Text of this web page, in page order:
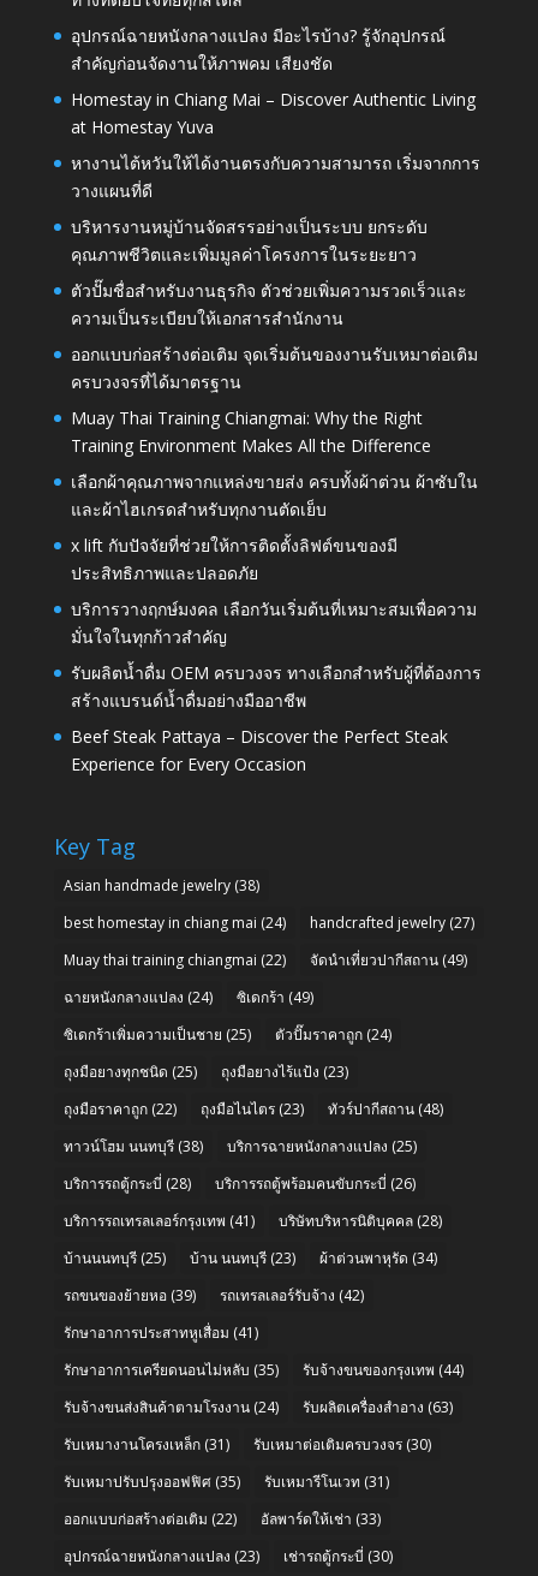
อุปกรณ์ฉายหนังกลางแปลง มีอะไรบ้าง? รู้จักอุปกรณ์
สำคัญก่อนจัดงานให้ภาพคม เสียงชัด
Homestay in Chiang Mai – Discover Authentic Living
at Homestay Yuva
หางานไต้หวันให้ได้งานตรงกับความสามารถ เริ่มจากการ
วางแผนที่ดี
บริหารงานหมู่บ้านจัดสรรอย่างเป็นระบบ ยกระดับ
คุณภาพชีวิตและเพิ่มมูลค่าโครงการในระยะยาว
ตัวปั๊มชื่อสำหรับงานธุรกิจ ตัวช่วยเพิ่มความรวดเร็วและ
ความเป็นระเบียบให้เอกสารสำนักงาน
ออกแบบก่อสร้างต่อเติม จุดเริ่มต้นของงานรับเหมาต่อเติม
ครบวงจรที่ได้มาตรฐาน
Muay Thai Training Chiangmai: Why the Right
Training Environment Makes All the Difference
เลือกผ้าคุณภาพจากแหล่งขายส่ง ครบทั้งผ้าต่วน ผ้าซับใน
และผ้าไฮเกรดสำหรับทุกงานตัดเย็บ
x lift กับปัจจัยที่ช่วยให้การติดตั้งลิฟต์ขนของมี
ประสิทธิภาพและปลอดภัย
บริการวางฤกษ์มงคล เลือกวันเริ่มต้นที่เหมาะสมเพื่อความ
มั่นใจในทุกก้าวสำคัญ
รับผลิตน้ำดื่ม OEM ครบวงจร ทางเลือกสำหรับผู้ที่ต้องการ
สร้างแบรนด์น้ำดื่มอย่างมืออาชีพ
Beef Steak Pattaya – Discover the Perfect Steak
Experience for Every Occasion
Key Tag
Asian handmade jewelry(38)
best homestay in chiang mai (24) handcrafted jewelry(27)
Muay thai training chiangmai (22) จัดนำเที่ยวปากีสถาน(49)
ฉายหนังกลางแปลง (24) ซิเดกร้า (49)
ซิเดกร้าเพิ่มความเป็นชาย (25) ตัวปั๊มราคาถูก(24)
ถุงมือยางทุกชนิด (25) ถุงมือยางไร้แป้ง (23)
ถุงมือราคาถูก(22) ถุงมือไนไตร(23) ทัวร์ปากีสถาน(48)
ทาวน์โฮม นนทบุรี(38) บริการฉายหนังกลางแปลง (25)
บริการรถตู้กระบี่ (28) บริการรถตู้พร้อมคนขับกระบี่ (26)
บริการรถเทรลเลอร์กรุงเทพ (41) บริษัทบริหารนิติบุคคล(28)
บ้านนนทบุรี(25) บ้าน นนทบุรี(23) ผ้าต่วนพาหุรัด (34)
รถขนของย้ายหอ(39) รถเทรลเลอร์รับจ้าง (42)
รักษาอาการประสาทหูเสื่อม (41)
รักษาอาการเครียดนอนไม่หลับ (35) รับจ้างขนของกรุงเทพ (44)
รับจ้างขนส่งสินค้าตามโรงงาน(24) รับผลิตเครื่องสำอาง (63)
รับเหมางานโครงเหล็ก(31) รับเหมาต่อเติมครบวงจร(30)
รับเหมาปรับปรุงออฟฟิศ(35) รับเหมารีโนเวท (31)
ออกแบบก่อสร้างต่อเติม (22) อัลพาร์ดให้เช่า (33)
อุปกรณ์ฉายหนังกลางแปลง (23) เช่ารถตู้กระบี่ (30)